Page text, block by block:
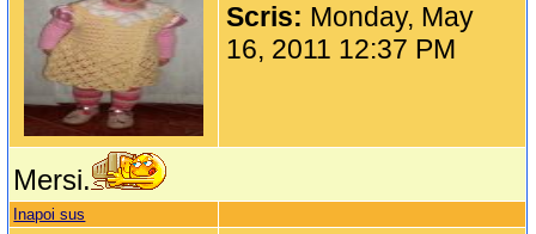
Scris: Monday, May
16, 2011 12:37 PM
Mersi.
Inapoi sus